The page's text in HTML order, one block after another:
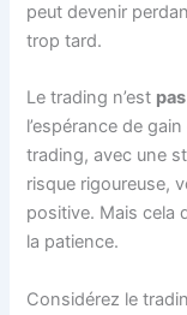
peut devenir
trop tard.
Le trading n’est
l’espérance de
trading, avec une
risque rigoureuse,
positive. Mais cela
la patience.
Considérez le